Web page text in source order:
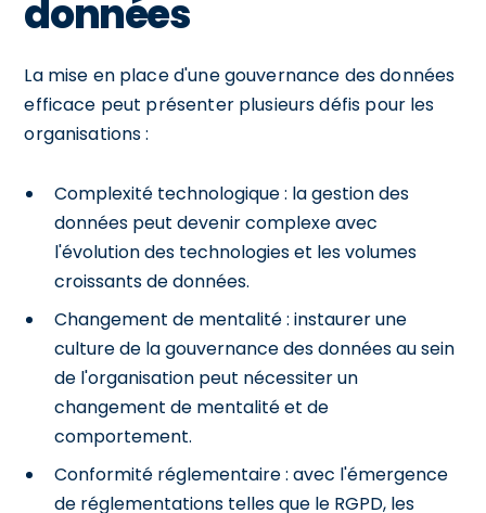
données
La mise en place d'une gouvernance des données
efficace peut présenter plusieurs défis pour les
organisations :
Complexité technologique : la gestion des
données peut devenir complexe avec
l'évolution des technologies et les volumes
croissants de données.
Changement de mentalité : instaurer une
culture de la gouvernance des données au sein
de l'organisation peut nécessiter un
changement de mentalité et de
comportement.
Conformité réglementaire : avec l'émergence
de réglementations telles que le RGPD, les